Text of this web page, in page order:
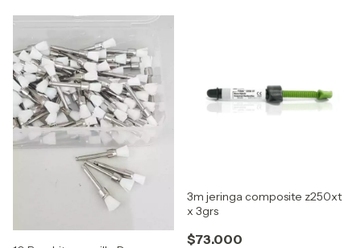
3m jeringa composite z250xt
x 3grs
$73.000